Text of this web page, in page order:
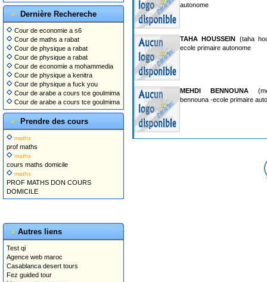
Dernière Rechereche
Cour de economie a s6
Cour de maths a rabat
Cour de physique a rabat
Cour de physique a rabat
Cour de economie a mohammedia
Cour de physique a kenitra
Cour de physique a fuck you
Cour de arabe a cours tce goulmima
Cour de arabe a cours tce goulmima
Prendre des cours
maths
prof maths
maths
cours maths domicile
maths
PROF MATHS DON COURS
DOMICILE
Autres liens
Test qi
Agence web maroc
Casablanca desert tours
Fez guided tour
autonome
TAHA HOUSSEIN (taha
ecole primaire autonome
MEHDI BENNOUNA
bennouna -ecole primaire